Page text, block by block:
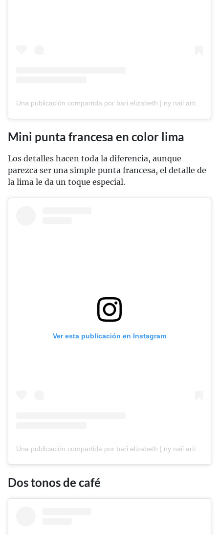
Una publicación compartida por bari elizabeth | ny nail artist 🌙 (@studiobarinails)
Mini punta francesa en color lima
Los detalles hacen toda la diferencia, aunque
parezca ser una simple punta francesa, el detalle de
la lima le da un toque especial.
Ver esta publicación en Instagram
Dos tonos de café